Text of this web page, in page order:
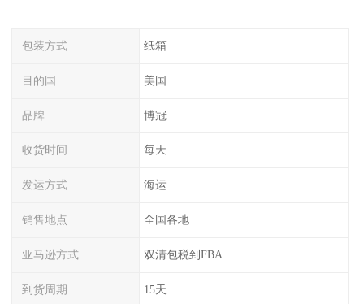
包装方式 纸箱
目的国 美国
品牌 博冠
收货时间 每天
发运方式 海运
销售地点 全国各地
亚马逊方式 双清包税到FBA
到货周期 15天